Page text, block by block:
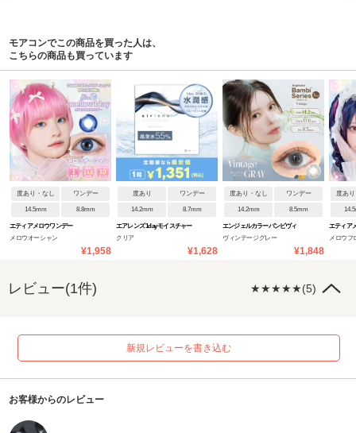
モアコンでこの商品を買った人は、
こちらの商品も買っています
度あり・なし ワンデー
14.5mm 8.8mm
エティアメロウワンデー
メロウオーシャン
¥1,958
度あり ワンデー
14.2mm 8.7mm
エアレンズ 1day モイスチャー
クリア
¥1,628
度あり・なし ワンデー
14.2mm 8.5mm
エンジェルカラーバンビヴィ
ンテージワンデー
ヴィンテージグレー
¥1,848
度あ
エティア
メロウフ
レビュー(1件) ★★★★★(5)
新規レビューを書き込む
お客様からのレビュー